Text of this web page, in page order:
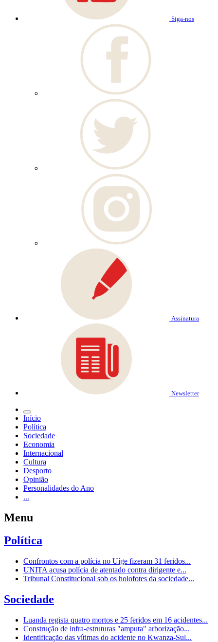
Siga-nos
Assinatura
Newsletter
Início
Política
Sociedade
Economia
Internacional
Cultura
Desporto
Opinião
Personalidades do Ano
...
Menu
Política
Confrontos com a polícia no Uíge fizeram 31 feridos...
UNITA acusa polícia de atentado contra dirigente e...
Tribunal Constitucional sob os holofotes da sociedade...
Sociedade
Luanda regista quatro mortos e 25 feridos em 16 acidentes...
Construção de infra-estruturas "amputa" arborização...
Identificação das vítimas do acidente no Kwanza-Sul...